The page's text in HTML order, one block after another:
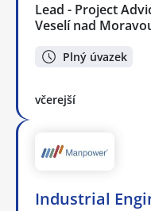
Lead - Project
Veselí nad
Plný úvazek
včerejší
Industrial